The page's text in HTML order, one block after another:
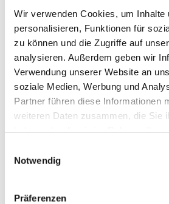
Wir verwenden Cookies, um Inhalte
personalisieren, Funktionen für
zu können und die Zugriffe auf
analysieren. Außerdem geben wir
Verwendung unserer Website an
soziale Medien, Werbung und
Partner führen diese Informationen
weiteren Daten zusammen, die Sie
Notwendig
Präferenzen
PANE AG, from Serbia. For a
been working together to bring
controls into the Serbian market.
very hard to educate the market
standards.
At this years Belgrade Auto Show
paid of. The Serbian government
AG with the Gold Award for high
Moreover 10 Veigel hand
out by the government. In the
Serbia.